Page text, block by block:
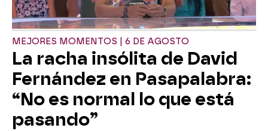
MEJORES MOMENTOS | 6 DE AGOSTO
La racha insólita de David
Fernández en Pasapalabra:
“No es normal lo que está
pasando”